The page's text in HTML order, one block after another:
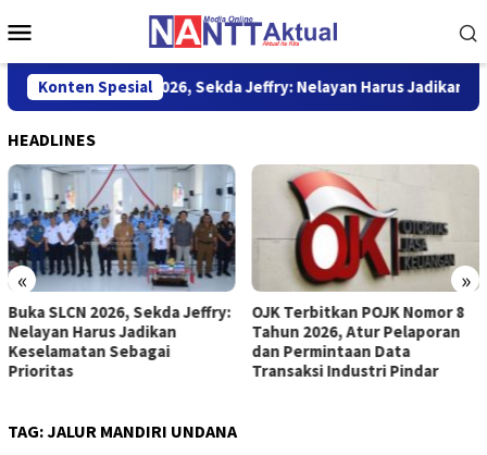
ke
Mobile
Konten Spesial
SLCN 2026, Sekda Jeffry: Nelayan Harus Jadikan
HEADLINES
« »
Buka SLCN 2026, Sekda Jeffry:
Nelayan Harus Jadikan
Keselamatan Sebagai
Prioritas
OJK Terbitkan POJK Nomor 8
Tahun 2026, Atur Pelaporan
dan Permintaan Data
Transaksi Industri Pindar
TAG:JALUR MANDIRI UNDANA